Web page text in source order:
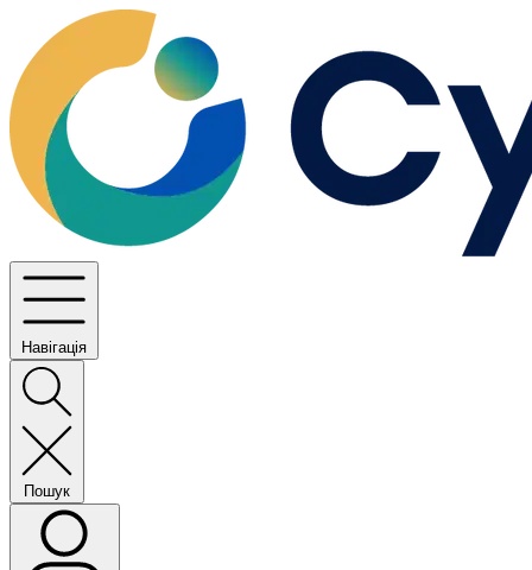
Навігація
Пошук